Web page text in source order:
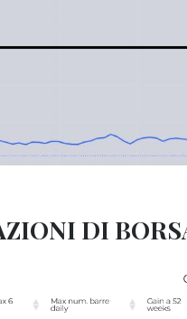
DI